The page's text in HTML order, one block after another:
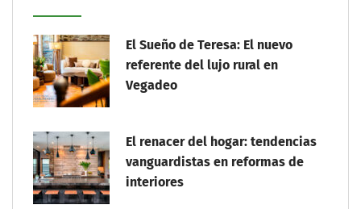
El Sueño de Teresa: El nuevo
referente del lujo rural en
Vegadeo
El renacer del hogar: tendencias
vanguardistas en reformas de
interiores